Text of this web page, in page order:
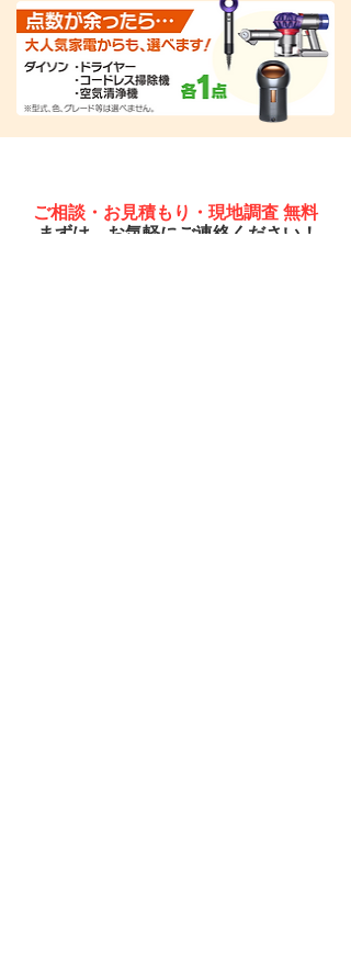
ご相談・お見積もり・現地調査 無料
まずは、お気軽にご連絡ください！